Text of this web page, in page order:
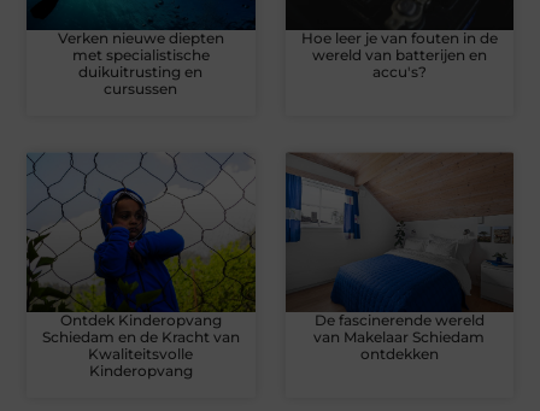
Verken nieuwe diepten
met specialistische
duikuitrusting en
cursussen
Hoe leer je van fouten in de
wereld van batterijen en
accu's?
Ontdek Kinderopvang
Schiedam en de Kracht van
Kwaliteitsvolle
Kinderopvang
De fascinerende wereld
van Makelaar Schiedam
ontdekken